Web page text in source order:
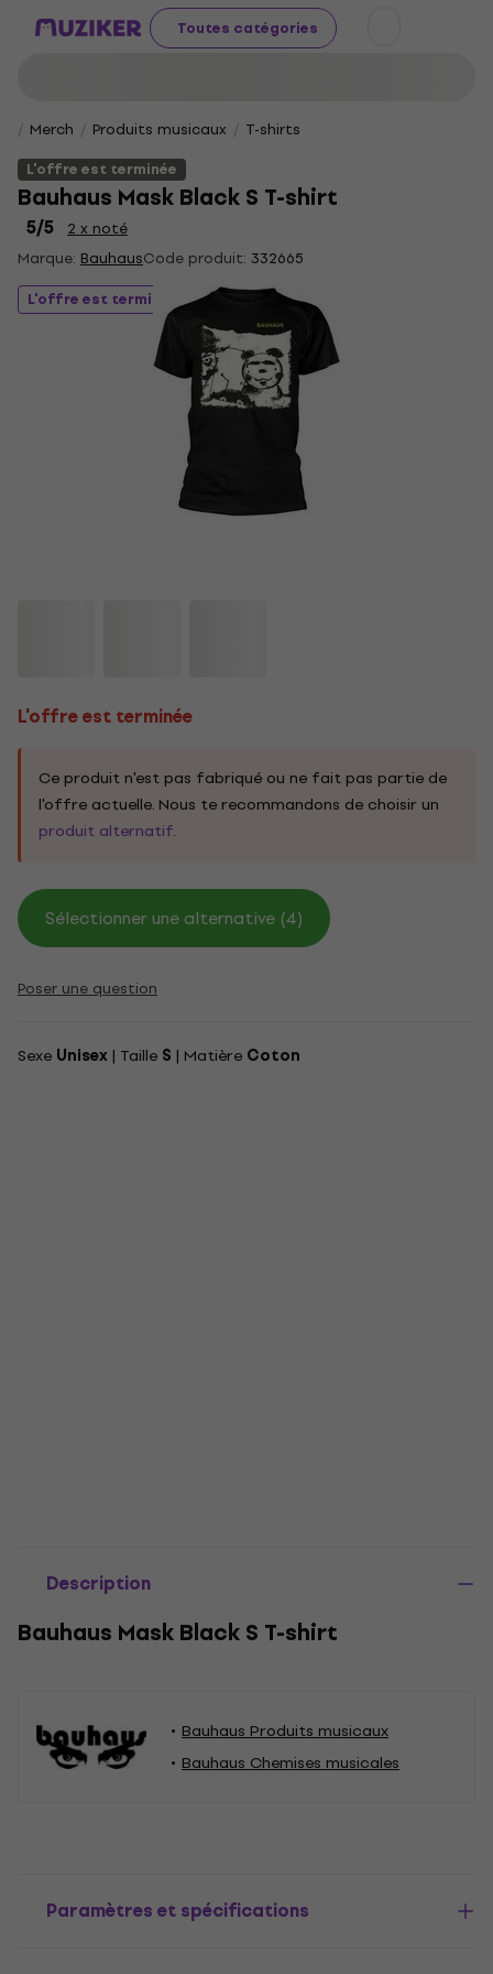
Toutes catégories
Merch Produits musicaux
T-shirts
L'offre est terminée
Bauhaus Mask Black S T-shirt
5/5
2 x noté
Marque: BauhausCode produit: 332665
L'offre est terminée
L'offre est terminée
Ce produit n'est pas fabriqué ou ne fait pas partie de
l'offre actuelle. Nous te recommandons de choisir un
produit alternatif.
Sélectionner une alternative (4)
Poser une question
Sexe Unisex | Taille S | Matière Coton
Description
Bauhaus Mask Black S T-shirt
Bauhaus Produits musicaux
Bauhaus Chemises musicales
Paramètres et spécifications